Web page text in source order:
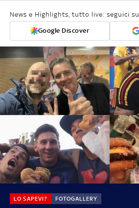
News e Highlights, tutto live: seguici su
Google Discover
LO SAPEVI? FOTOGALLERY